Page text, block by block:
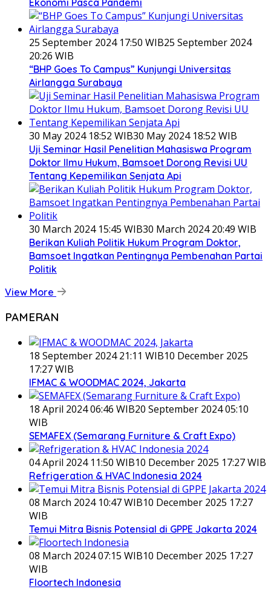
25 September 2024 17:50 WIB25 September 2024
20:26 WIB
“BHP Goes To Campus” Kunjungi Universitas
Airlangga Surabaya
30 May 2024 18:52 WIB30 May 2024 18:52 WIB
Uji Seminar Hasil Penelitian Mahasiswa Program
Doktor Ilmu Hukum, Bamsoet Dorong Revisi UU
Tentang Kepemilikan Senjata Api
30 March 2024 15:45 WIB30 March 2024 20:49 WIB
Berikan Kuliah Politik Hukum Program Doktor,
Bamsoet Ingatkan Pentingnya Pembenahan Partai
Politik
View More
PAMERAN
18 September 2024 21:11 WIB10 December 2025
17:27 WIB
IFMAC & WOODMAC 2024, Jakarta
18 April 2024 06:46 WIB20 September 2024 05:10
WIB
SEMAFEX (Semarang Furniture & Craft Expo)
04 April 2024 11:50 WIB10 December 2025 17:27 WIB
Refrigeration & HVAC Indonesia 2024
08 March 2024 10:47 WIB10 December 2025 17:27
WIB
Temui Mitra Bisnis Potensial di GPPE Jakarta 2024
08 March 2024 07:15 WIB10 December 2025 17:27
WIB
Floortech Indonesia